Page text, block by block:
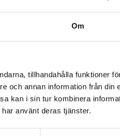
Om
tillhandahålla funktioner
och annan information från din
kan i sin tur kombinera
använt deras tjänster.
KONTAKTA OSS
SCAFFOLDING PROJECTS UTSETT